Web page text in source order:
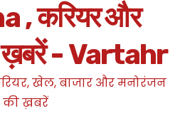
, करियर और
ख़बरें - Vartahr
खेल, बाजार और मनोरंजन
की ख़बरें